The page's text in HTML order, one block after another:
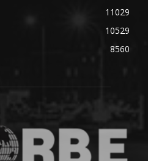
11029
10529
8560